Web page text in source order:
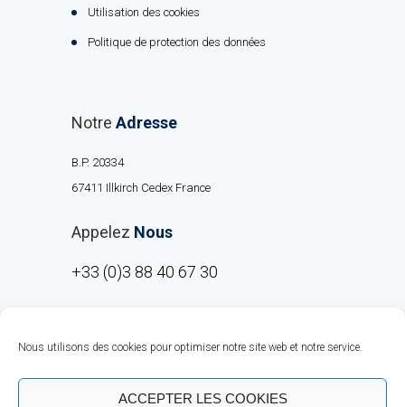
Nous utilisons des cookies pour optimiser notre site web et notre service.
ACCEPTER LES COOKIES
Utilisation des cookies
Politique de protection des données
Notre Adresse
B.P. 20334
67411 Illkirch Cedex France
Appelez Nous
+33 (0)3 88 40 67 30